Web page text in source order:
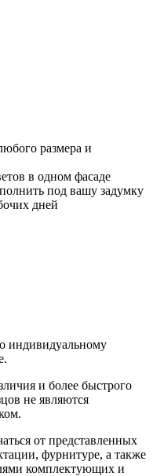
размера и
в одном фасаде
под вашу задумку
дней
индивидуальному
и более быстрого
не являются
от представленных
фурнитуре, а также
комплектующих и